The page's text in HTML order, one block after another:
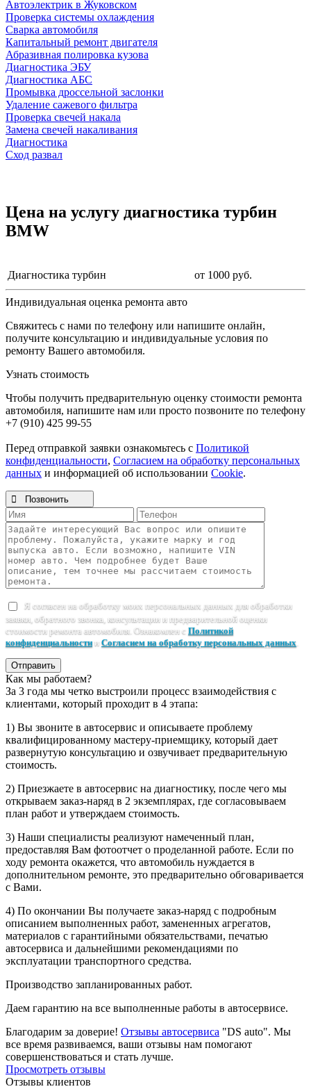
Автоэлектрик в Жуковском
Проверка системы охлаждения
Сварка автомобиля
Капитальный ремонт двигателя
Абразивная полировка кузова
Диагностика ЭБУ
Диагностика АБС
Промывка дроссельной заслонки
Удаление сажевого фильтра
Проверка свечей накала
Замена свечей накаливания
Диагностика
Сход развал
Цена на услугу диагностика турбин
BMW
Диагностика турбин от 1000 руб.
Индивидуальная оценка ремонта авто
Свяжитесь с нами по телефону или напишите онлайн,
получите консультацию и индивидуальные условия по
ремонту Вашего автомобиля.
Узнать стоимость
Чтобы получить предварительную оценку стоимости ремонта
автомобиля, напишите нам или просто позвоните по телефону
+7 (910) 425 99-55
Перед отправкой заявки ознакомьтесь с Политикой
конфиденциальности, Согласием на обработку персональных
данных и информацией об использовании Cookie.
 Позвонить
Я согласен на обработку моих персональных данных для обработки
заявки, обратного звонка, консультации и предварительной оценки
стоимости ремонта автомобиля. Ознакомлен с Политикой
конфиденциальностии Согласием на обработку персональных данных
Отправить
Как мы работаем?
За 3 года мы четко выстроили процесс взаимодействия с
клиентами, который проходит в 4 этапа:
1) Вы звоните в автосервис и описываете проблему
квалифицированному мастеру-приемщику, который дает
развернутую консультацию и озвучивает предварительную
стоимость.
2) Приезжаете в автосервис на диагностику, после чего мы
открываем заказ-наряд в 2 экземплярах, где согласовываем
план работ и утверждаем стоимость.
3) Наши специалисты реализуют намеченный план,
предоставляя Вам фотоотчет о проделанной работе. Если по
ходу ремонта окажется, что автомобиль нуждается в
дополнительном ремонте, это предварительно обговаривается
с Вами.
4) По окончании Вы получаете заказ-наряд с подробным
описанием выполненных работ, замененных агрегатов,
материалов с гарантийными обязательствами, печатью
автосервиса и дальнейшими рекомендациями по
эксплуатации транспортного средства.
Производство запланированных работ.
Даем гарантию на все выполненные работы в автосервисе.
Благодарим за доверие! Отзывы автосервиса "DS auto". Мы
все время развиваемся, ваши отзывы нам помогают
совершенствоваться и стать лучше.
Просмотреть отзывы
Отзывы клиентов